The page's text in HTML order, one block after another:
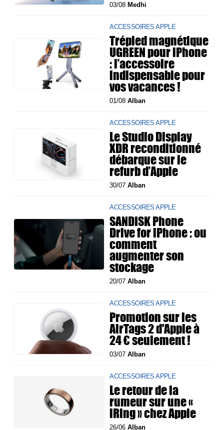
03/08 Medhi
ACCESSOIRES APPLE
Trépied magnétique
UGREEN pour iPhone
: l’accessoire
indispensable pour
vos vacances !
01/08Alban
ACCESSOIRES APPLE
Le Studio Display
XDR reconditionné
débarque sur le
refurb d’Apple
30/07Alban
ACCESSOIRES APPLE
SANDISK Phone
Drive for iPhone : ou
comment
augmenter son
stockage
20/07Alban
ACCESSOIRES APPLE
Promotion sur les
AirTags 2 d'Apple à
24 € seulement !
03/07Alban
ACCESSOIRES APPLE
Le retour de la
rumeur sur une «
iRing » chez Apple
26/06Alban